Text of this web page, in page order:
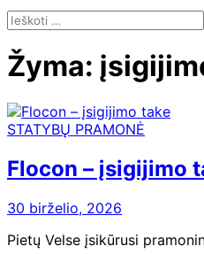
Ieškoti:
Žyma:
STATYBŲ PRAMONĖ
Flocon – įsigijimo
30 birželio, 2026
Pietų Velse įsikūrusi